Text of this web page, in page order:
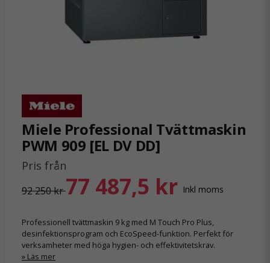
Miele Professional Tvättmaskin
PWM 909 [EL DV DD]
Pris från
92 250 kr77 487,5 kr Inkl moms
Professionell tvättmaskin 9 kg med M Touch Pro Plus,
desinfektionsprogram och EcoSpeed-funktion. Perfekt för
verksamheter med höga hygien- och effektivitetskrav.
Läs mer